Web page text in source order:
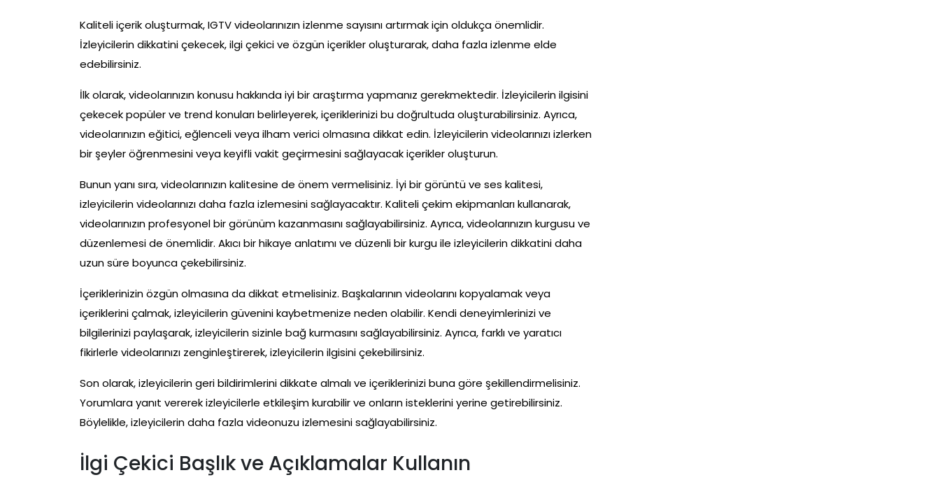
Kaliteli içerik oluşturmak, IGTV videolarınızın izlenme sayısını artırmak için oldukça önemlidir.
İzleyicilerin dikkatini çekecek, ilgi çekici ve özgün içerikler oluşturarak, daha fazla izlenme elde
edebilirsiniz.
İlk olarak, videolarınızın konusu hakkında iyi bir araştırma yapmanız gerekmektedir. İzleyicilerin ilgisini
çekecek popüler ve trend konuları belirleyerek, içeriklerinizi bu doğrultuda oluşturabilirsiniz. Ayrıca,
videolarınızın eğitici, eğlenceli veya ilham verici olmasına dikkat edin. İzleyicilerin videolarınızı izlerken
bir şeyler öğrenmesini veya keyifli vakit geçirmesini sağlayacak içerikler oluşturun.
Bunun yanı sıra, videolarınızın kalitesine de önem vermelisiniz. İyi bir görüntü ve ses kalitesi,
izleyicilerin videolarınızı daha fazla izlemesini sağlayacaktır. Kaliteli çekim ekipmanları kullanarak,
videolarınızın profesyonel bir görünüm kazanmasını sağlayabilirsiniz. Ayrıca, videolarınızın kurgusu ve
düzenlemesi de önemlidir. Akıcı bir hikaye anlatımı ve düzenli bir kurgu ile izleyicilerin dikkatini daha
uzun süre boyunca çekebilirsiniz.
İçeriklerinizin özgün olmasına da dikkat etmelisiniz. Başkalarının videolarını kopyalamak veya
içeriklerini çalmak, izleyicilerin güvenini kaybetmenize neden olabilir. Kendi deneyimlerinizi ve
bilgilerinizi paylaşarak, izleyicilerin sizinle bağ kurmasını sağlayabilirsiniz. Ayrıca, farklı ve yaratıcı
fikirlerle videolarınızı zenginleştirerek, izleyicilerin ilgisini çekebilirsiniz.
Son olarak, izleyicilerin geri bildirimlerini dikkate almalı ve içeriklerinizi buna göre şekillendirmelisiniz.
Yorumlara yanıt vererek izleyicilerle etkileşim kurabilir ve onların isteklerini yerine getirebilirsiniz.
Böylelikle, izleyicilerin daha fazla videonuzu izlemesini sağlayabilirsiniz.
İlgi Çekici Başlık ve Açıklamalar Kullanın